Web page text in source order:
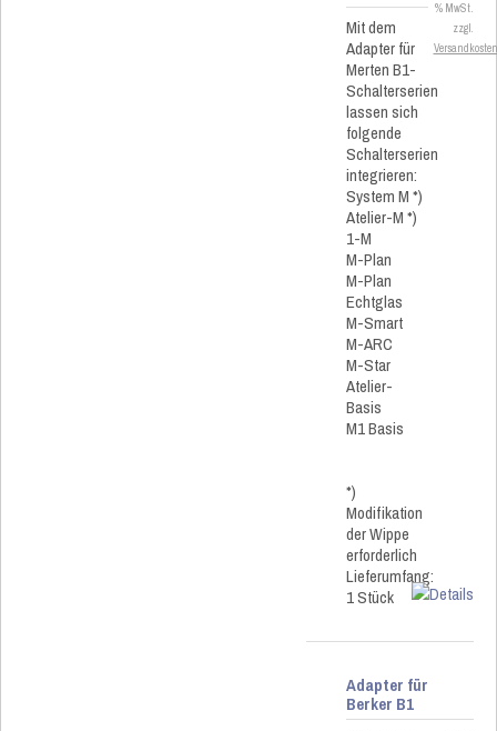
Mit dem
Adapter für
Merten B1-
Schalterserien
lassen sich
folgende
Schalterserien
integrieren:
System M *)
Atelier-M *)
1-M
M-Plan
M-Plan
Echtglas
M-Smart
M-ARC
M-Star
Atelier-
Basis
M1 Basis
*)
Modifikation
der Wippe
erforderlich
Lieferumfang:
1 Stück
% MwSt.
zzgl.
Versandkosten
Adapter für
Berker B1